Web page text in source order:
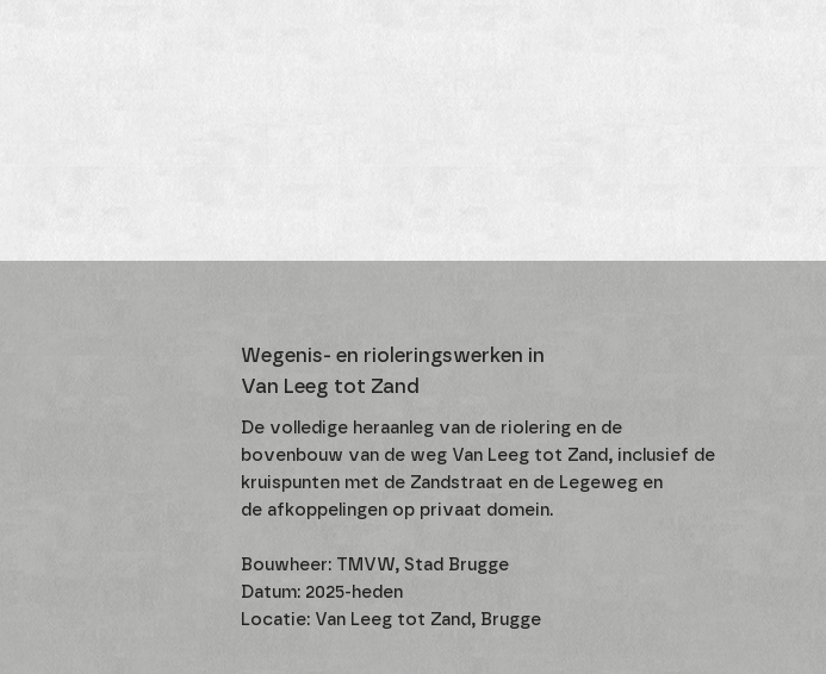
Wegenis- en rioleringswerken in
Van Leeg tot Zand
De volledige heraanleg van de riolering en de
bovenbouw van de weg Van Leeg tot Zand, inclusief de
kruispunten met de Zandstraat en de Legeweg en
de afkoppelingen op privaat domein.
Bouwheer: TMVW, Stad Brugge
Datum: 2025-heden
Locatie: Van Leeg tot Zand, Brugge